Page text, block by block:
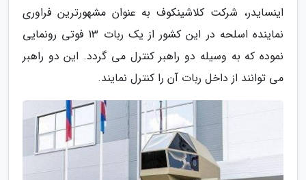
اینسایدر، شرکت کلاشینکوف به عنوان مشهورترین فراوری
نماینده اسلحه در این کشور از یک ربات 13 فوتی رونمایی
نموده که به وسیله دو راهبر کنترل می گردد. این دو راهبر
می توانند از داخل ربات آن را کنترل نمایند.